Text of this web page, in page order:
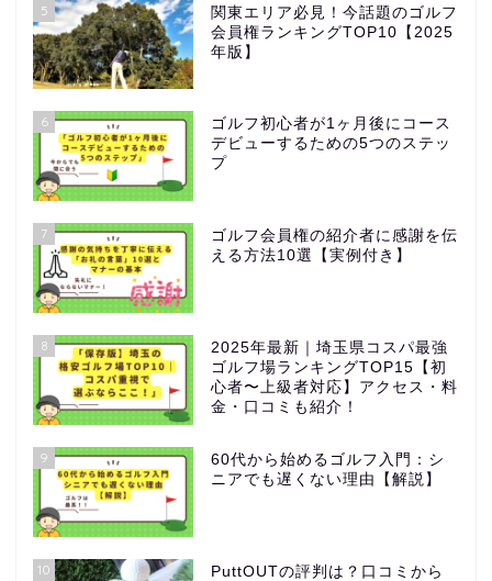
5
関東エリア必見！今話題のゴルフ
会員権ランキングTOP10【2025
年版】
6
ゴルフ初心者が1ヶ月後にコース
デビューするための5つのステッ
プ
7
ゴルフ会員権の紹介者に感謝を伝
える方法10選【実例付き】
8
2025年最新｜埼玉県コスパ最強
ゴルフ場ランキングTOP15【初
心者〜上級者対応】アクセス・料
金・口コミも紹介！
9
60代から始めるゴルフ入門：シ
ニアでも遅くない理由【解説】
10
PuttOUTの評判は？口コミから